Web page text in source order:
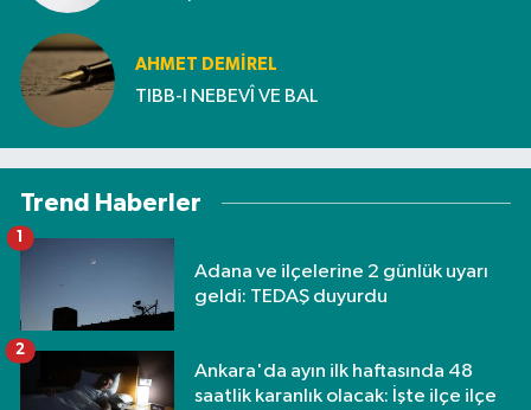
AHMET DEMİREL
TIBB-I NEBEVÎ VE BAL
Trend Haberler
Adana ve ilçelerine 2 günlük uyarı
geldi: TEDAŞ duyurdu
1
Ankara'da ayın ilk haftasında 48
saatlik karanlık olacak: İşte ilçe ilçe
2